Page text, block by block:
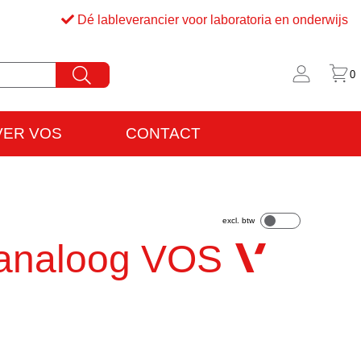
Dé lableverancier voor laboratoria en onderwijs
0
VOS CONTACT
VOS